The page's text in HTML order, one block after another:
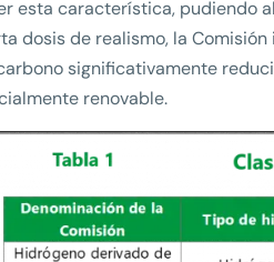
esta característica, pudiendo
dosis de realismo, la
significativamente
renovable.